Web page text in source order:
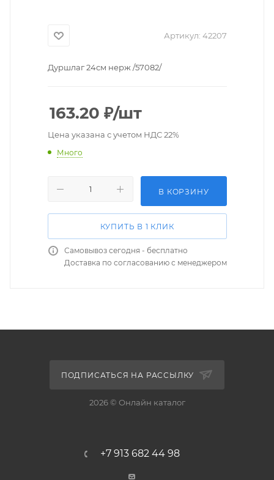
Артикул: 42207
Дуршлаг 24см нерж /57082/
163.20 ₽/шт
Цена указана с учетом НДС 22%
Много
В КОРЗИНУ
КУПИТЬ В 1 КЛИК
Самовывоз сегодня - бесплатно
Доставка по согласованию с менеджером
ПОДПИСАТЬСЯ НА РАССЫЛКУ
2026 © Онлайн каталог
+7 913 682 44 98